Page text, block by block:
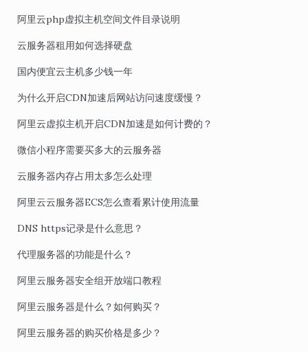
阿里云php虚拟主机空间文件目录说明
云服务器租用如何选择硬盘
国内便宜云主机多少钱一年
为什么开启CDN加速后网站访问速度缓慢？
阿里云虚拟主机开启CDN加速是如何计费的？
微信小程序需要买多大的云服务器
云服务器内存占用太多怎么处理
阿里云云服务器ECS怎么查看累计使用流量
DNS https记录是什么意思？
代理服务器的功能是什么？
阿里云服务器安全组开放端口教程
阿里云服务器是什么？如何购买？
阿里云服务器的购买价格是多少？